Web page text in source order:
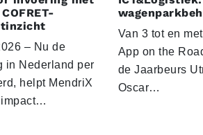
– Nu de
in Nederland per
helpt MendriX
impact…
Van 3 tot en
App on the
de Jaarbeurs
Oscar…